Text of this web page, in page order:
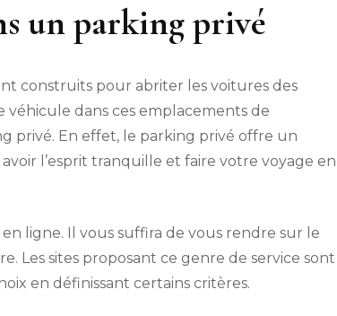
un parking privé
construits pour abriter les voitures des
dans ces emplacements de
privé. En effet, le parking privé offre un
l’esprit tranquille et faire votre voyage en
ligne. Il vous suffira de vous rendre sur le
Les sites proposant ce genre de service sont
en définissant certains critères.